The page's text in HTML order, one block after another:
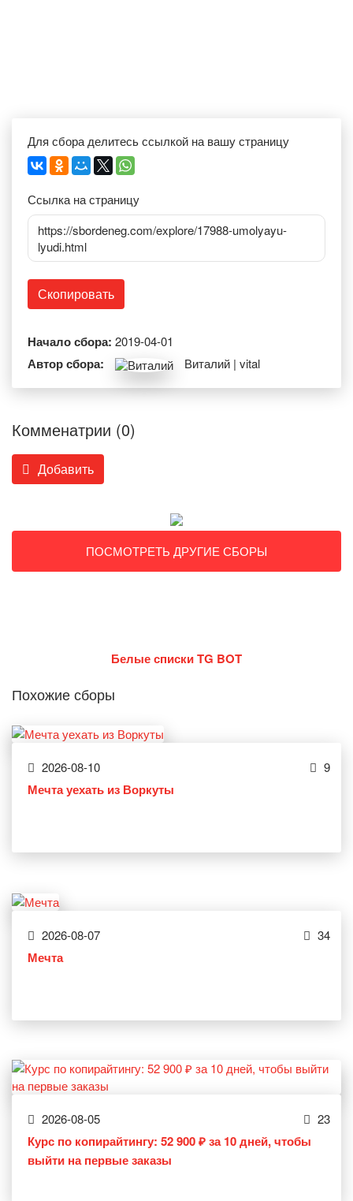
Для сбора делитесь ссылкой на вашу страницу
Ссылка на страницу
https://sbordeneg.com/explore/17988-umolyayu-
lyudi.html
Скопировать
Начало сбора: 2019-04-01
Автор сбора: Виталий | vital
Комменатрии (0)
Добавить
ПОСМОТРЕТЬ ДРУГИЕ СБОРЫ
Белые списки TG BOT
Похожие сборы
2026-08-10 9
Мечта уехать из Воркуты
2026-08-07 34
Мечта
2026-08-05 23
Курс по копирайтингу: 52 900 ₽ за 10 дней, чтобы
выйти на первые заказы